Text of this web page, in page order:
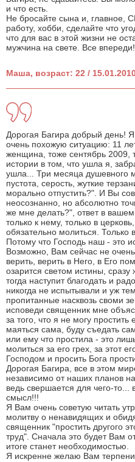
и что есть.
Не бросайте сына и, главное,
работу, хобби, сделайте что
что для вас в этой жизни не
мужчина на свете. Все впереди!
Маша, возраст: 22 /
Дорогая Багира добрый день!
очень похожую ситуацию: 11
женщина, тоже сентябрь 2009,
истории в том, что ушла я,
ушла... Три месяца душевного
пустота, серость, жуткие
морально отпустить?". И Вы
неосознанно, но абсолютно
же мне делать?", ответ в
только к нему, только в
обязательно молиться. Только
Потому что Господь наш - это
Возможно, Вам сейчас не
верить, верить в Него, в Его
озарится светом истины,
тогда наступит благодать и
никогда не испытывали и уж
пропитанные насквозь своми
исповеди священник мне
за того, что я не могу
маяться сама, буду съедать
или ему что простила - это
молиться за его грех, за этот
Господом и просить Бога
Дорогая Багира, все в этом
независимо от наших планов
ведь свершается для чего-
смысл!!!
Я Вам очень советую читать
молитву о ненавидящих и
священник "простить другого
труд". Сначала это будет Вам
итоге станет необходимостью.
Я искренне желаю Вам